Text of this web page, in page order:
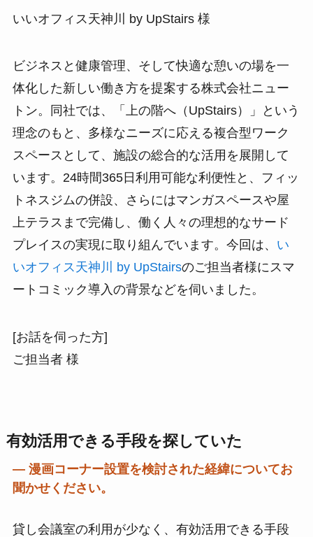
いいオフィス天神川 by UpStairs 様
ビジネスと健康管理、そして快適な憩いの場を一
体化した新しい働き方を提案する株式会社ニュー
トン。同社では、「上の階へ（UpStairs）」という
理念のもと、多様なニーズに応える複合型ワーク
スペースとして、施設の総合的な活用を展開して
います。24時間365日利用可能な利便性と、フィッ
トネスジムの併設、さらにはマンガスペースや屋
上テラスまで完備し、働く人々の理想的なサード
プレイスの実現に取り組んでいます。今回は、 い
いオフィス天神川 by UpStairsのご担当者様にスマ
ートコミック導入の背景などを伺いました。
[お話を伺った方]
ご担当者 様
有効活用できる手段を探していた
― 漫画コーナー設置を検討された経緯についてお
聞かせください。
貸し会議室の利用が少なく、有効活用できる手段